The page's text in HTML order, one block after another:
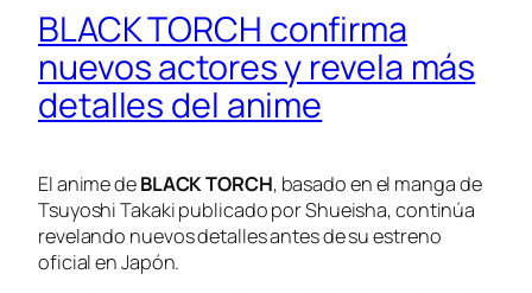
BLACK TORCH confirma
nuevos actores y revela más
detalles del anime
El anime deBLACK TORCH, basado en el manga de
Tsuyoshi Takaki publicado por Shueisha, continúa
revelando nuevos detalles antes de su estreno
oficial en Japón.